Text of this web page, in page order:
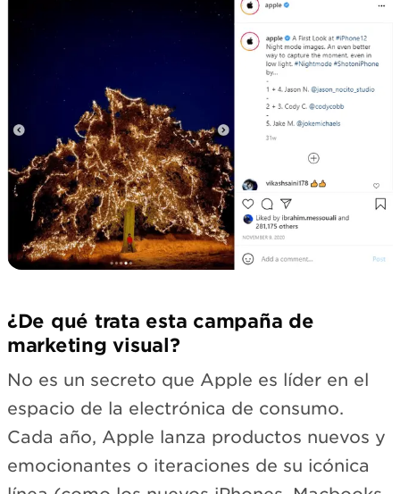
¿De qué trata esta campaña de
marketing visual?
No es un secreto que Apple es líder en el
espacio de la electrónica de consumo.
Cada año, Apple lanza productos nuevos y
emocionantes o iteraciones de su icónica